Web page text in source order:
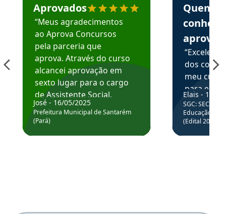
Aprovados
“Meus agradecimentos
ao Aprova Concursos
pela parceria que
aprova. Através do curso
alcancei aprovação em
sexto lugar para o cargo
de Assistente Social.
Hoje estou atuando na
Prefeitura de Santarém.
José - 16/05/2025
Prefeitura Municipal de Santarém
(Pará)
Quem
aprova
dos
meu
para
colocar
através
de
Elais - 15/
SGC: SEC BA
Educação
(Edital